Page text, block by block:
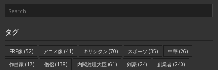
タグ
FRP像 (52) アニメ像 (41) キリシタン (70) スポーツ (35) 中華 (26)
作曲家 (17) 僧侶 (138) 内閣総理大臣 (61) 剣豪 (24) 創業者 (240)